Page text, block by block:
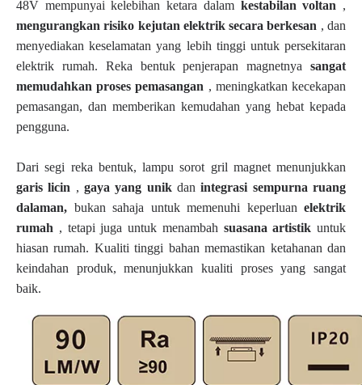
48V mempunyai kelebihan ketara dalam kestabilan voltan ,
mengurangkan risiko kejutan elektrik secara berkesan , dan
menyediakan keselamatan yang lebih tinggi untuk persekitaran
elektrik rumah. Reka bentuk penjerapan magnetnya sangat
memudahkan proses pemasangan , meningkatkan kecekapan
pemasangan, dan memberikan kemudahan yang hebat kepada
pengguna.
Dari segi reka bentuk, lampu sorot gril magnet menunjukkan
garis licin ,gaya yang unikdanintegrasi sempurna ruang
dalaman, bukan sahaja untuk memenuhi keperluan elektrik
rumah , tetapi juga untuk menambah suasana artistik untuk
hiasan rumah. Kualiti tinggi bahan memastikan ketahanan dan
keindahan produk, menunjukkan kualiti proses yang sangat
baik.